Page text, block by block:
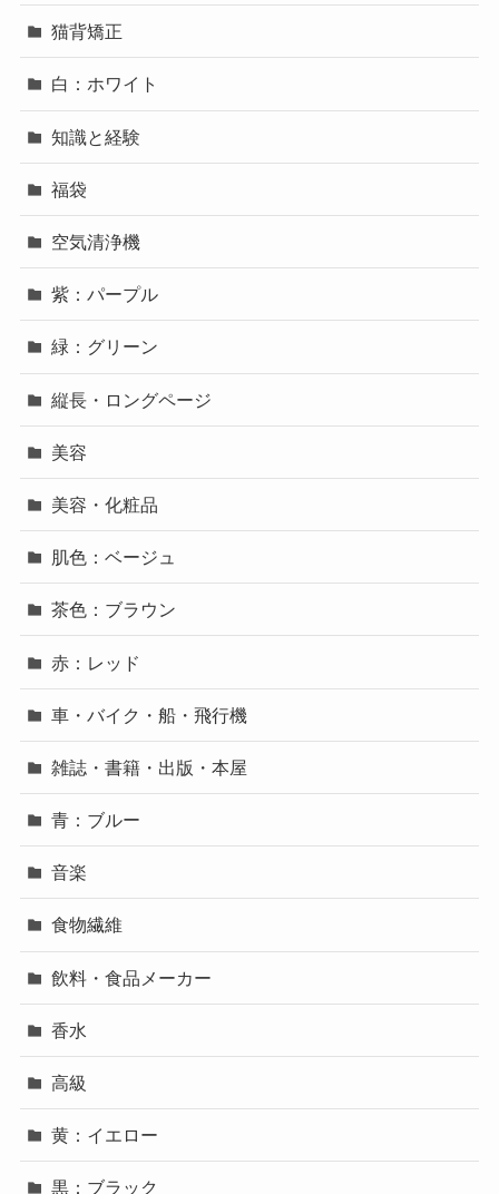
猫背矯正
白：ホワイト
知識と経験
福袋
空気清浄機
紫：パープル
緑：グリーン
縦長・ロングページ
美容
美容・化粧品
肌色：ベージュ
茶色：ブラウン
赤：レッド
車・バイク・船・飛行機
雑誌・書籍・出版・本屋
青：ブルー
音楽
食物繊維
飲料・食品メーカー
香水
高級
黄：イエロー
黒：ブラック